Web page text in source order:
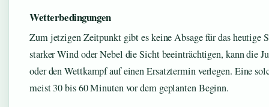
Wetterbedingungen
Zum jetzigen Zeitpunkt gibt es keine Absage für das heutige
starker Wind oder Nebel die Sicht beeinträchtigen, kann die
oder den Wettkampf auf einen Ersatztermin verlegen. Eine
meist 30 bis 60 Minuten vor dem geplanten Beginn.